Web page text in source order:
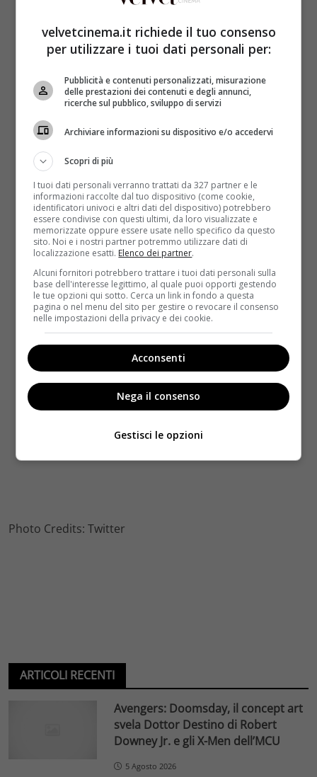
Photo Credits: Twitter
ARTICOLI RECENTI
Avengers: Doomsday, il concept art
svela Dottor Destino di Robert
Downey Jr. e gli X-Men dell’MCU
5 Agosto 2026
velvetcinema.it richiede il tuo consenso
per utilizzare i tuoi dati personali per:
Pubblicità e contenuti personalizzati, misurazione
delle prestazioni dei contenuti e degli annunci,
ricerche sul pubblico, sviluppo di servizi
Archiviare informazioni su dispositivo e/o accedervi
Scopri di più
I tuoi dati personali verranno trattati da 327 partner e le
informazioni raccolte dal tuo dispositivo (come cookie,
identificatori univoci e altri dati del dispositivo) potrebbero
essere condivise con questi ultimi, da loro visualizzate e
memorizzate oppure essere usate nello specifico da questo
sito. Noi e i nostri partner potremmo utilizzare dati di
localizzazione esatti. Elenco dei partner.
Alcuni fornitori potrebbero trattare i tuoi dati personali sulla
base dell'interesse legittimo, al quale puoi opporti gestendo
le tue opzioni qui sotto. Cerca un link in fondo a questa
pagina o nel menu del sito per gestire o revocare il consenso
nelle impostazioni della privacy e dei cookie.
Acconsenti
Nega il consenso
Gestisci le opzioni